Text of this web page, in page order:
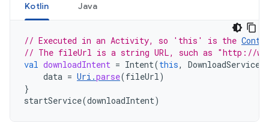
Kotlin Java
// Executed in an Activity, so 'this' is the
// The fileUrl is a string URL, such as "http://
val downloadIntent = Intent(this, DownloadService
data = Uri .parse(fileUrl)
}
startService(downloadIntent)